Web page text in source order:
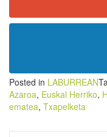
Posted in LABURREAN
Azaroa, Euskal Herriko,
ematea, Txapelketa